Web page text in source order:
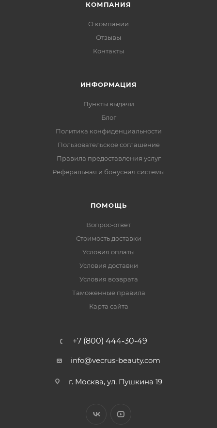
КОМПАНИЯ
О компании
Отзывы
Контакты
ИНФОРМАЦИЯ
Пункты выдачи
Блог
Политика конфиденциальности
Пользовательское соглашение
Правила предоставления услуг
Реферальная и бонусная системы
ПОМОЩЬ
Вопрос-ответ
Стоимость доставки
Условия оплаты
Условия доставки
Условия возврата
Таможенные правила
Карта сайта
+7 (800) 444-30-49
info@vecrus-beauty.com
г. Москва, ул. Пушкина 19